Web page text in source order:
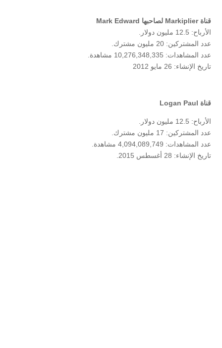
قناة Markiplier لصاحبها Mark Edward
الأرباح: 12.5 مليون دولار.
عدد المشتركين: 20 مليون مشترك.
عدد المشاهدات: 10,276,348,335 مشاهدة.
تاريخ الإنشاء: 26 مايو 2012
قناة Logan Paul
الأرباح: 12.5 مليون دولار.
عدد المشتركين: 17 مليون مشترك.
عدد المشاهدات: 4,094,089,749 مشاهدة.
تاريخ الإنشاء: 28 أغسطس 2015.